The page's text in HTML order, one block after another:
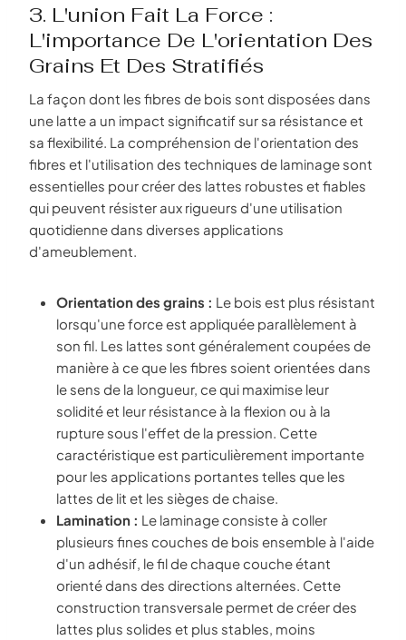
3. L'union Fait La Force :
L'importance De L'orientation Des
Grains Et Des Stratifiés
La façon dont les fibres de bois sont disposées dans
une latte a un impact significatif sur sa résistance et
sa flexibilité. La compréhension de l'orientation des
fibres et l'utilisation des techniques de laminage sont
essentielles pour créer des lattes robustes et fiables
qui peuvent résister aux rigueurs d'une utilisation
quotidienne dans diverses applications
d'ameublement.
Orientation des grains : Le bois est plus résistant
lorsqu'une force est appliquée parallèlement à
son fil. Les lattes sont généralement coupées de
manière à ce que les fibres soient orientées dans
le sens de la longueur, ce qui maximise leur
solidité et leur résistance à la flexion ou à la
rupture sous l'effet de la pression. Cette
caractéristique est particulièrement importante
pour les applications portantes telles que les
lattes de lit et les sièges de chaise.
Lamination : Le laminage consiste à coller
plusieurs fines couches de bois ensemble à l'aide
d'un adhésif, le fil de chaque couche étant
orienté dans des directions alternées. Cette
construction transversale permet de créer des
lattes plus solides et plus stables, moins